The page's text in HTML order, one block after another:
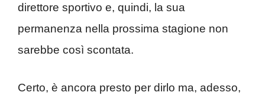
direttore sportivo e, quindi, la sua
permanenza nella prossima stagione non
sarebbe così scontata.
Certo, è ancora presto per dirlo ma, adesso,